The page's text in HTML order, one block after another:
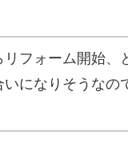
フォーム開始、
になりそうなの